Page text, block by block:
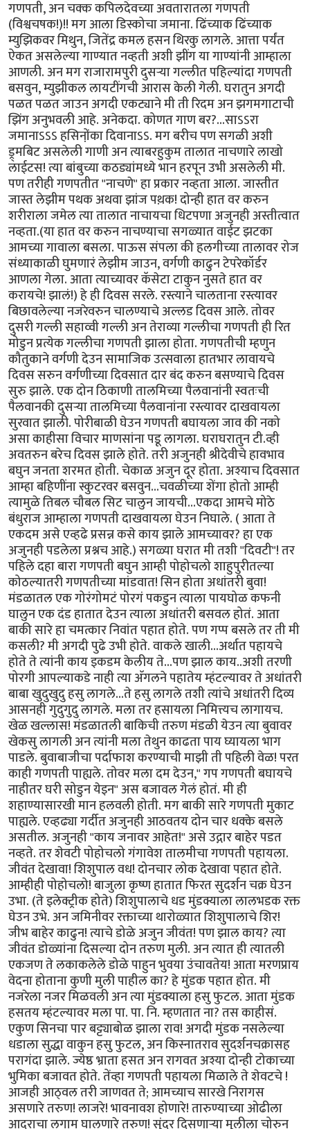
गणपती, अन चक्क कपिलदेवच्या अवतारातला गणपती
(विश्वचषक!)!! मग आला डिस्कोचा जमाना. ढिंच्याक ढिंच्याक
म्युझिकवर मिथुन, जितेंद्र कमल हसन थिरकु लागले. आत्ता पर्यंत
ऐकत असलेल्या गाण्यात नव्हती अशी झींग या गाण्यांनी आम्हाला
आणली. अन मग राजारामपुरी दुसर्‍या गल्लीत पहिल्यांदा गणपती
बसवुन, म्युझीकल लायटींगची आरास केली गेली. घरातुन अगदी
पळत पळत जाउन अगदी एकट्याने मी ती रिदम अन झगमगाटाची
झिंग अनुभवली आहे. अनेकदा. कोणत गाण बर?...साऽऽरा
जमानाऽऽऽ हसिनो़ंका दिवानाऽऽ. मग बरीच पण सगळी अशी
ड्र्मबिट असलेली गाणी अन त्याबरहुकुम तालात नाचणारे लाखो
लाईटस! त्या बांबुच्या कठड्यांमध्ये भान हरपून उभी असलेली मी.
पण तरीही गणपतीत "नाचणे" हा प्रकार नव्हता आला. जास्तीत
जास्त लेझीम पथक अथवा झांज पथ़क! दोन्ही हात वर करुन
शरीराला जमेल त्या तालात नाचायचा धिटपणा अजुनही अस्तीत्वात
नव्हता.(या हात वर करुन नाचण्याचा सगळ्यात वाईट झटका
आमच्या गावाला बसला. पाऊस संपला की हलगीच्या तालावर रोज
संध्याकाळी घुमणारं लेझीम जाउन, वर्गणी काढुन टेपरेकॉर्डर
आणला गेला. आता त्याच्यावर कॅसेटा टाकुन नुसते हात वर
करायचे! झालं!) हे ही दिवस सरले. रस्त्याने चालताना रस्त्यावर
बिछावलेल्या नजरेवरुन चालण्याचे अल्लड दिवस आले. तोवर
दुसरी गल्ली सहाव्वी गल्ली अन तेराव्या गल्लीचा गणपती ही रित
मोडुन प्रत्येक गल्लीचा गणपती झाला होता. गणपतीची म्हणुन
कौतुकाने वर्गणी देउन सामाजिक उत्सवाला हातभार लावायचे
दिवस सरुन वर्गणीच्या दिवसात दार बंद करुन बसण्याचे दिवस
सुरु झाले. एक दोन ठिकाणी तालमिच्या पैलवानांनी स्वतःची
पैलवानकी दुसर्‍या तालमिच्या पैलवानांना रस्त्यावर दाखवायला
सुरवात झाली. पोरीबाळी घेउन गणपती बघायला जाव की नको
असा काहीसा विचार माणसांना पडू लागला. घराघरातुन टी.व्ही
अवतरुन बरेच दिवस झाले होते. तरी अजुनही श्रीदेवीचे हावभाव
बघुन जनता शरमत होती. चेकाळ अजुन दूर होता. अश्याच दिवसात
आम्हा बहिणींना स्कुटरवर बसवुन...चवळीच्या शेंगा होतो आम्ही
त्यामुळे तिबल चौबल सिट चालुन जायची...एकदा आमचे मोठे
बंधुराज आम्हाला गणपती दाखवायला घेउन निघाले. ( आता ते
एकदम असे एव्हढे प्रसन्न कसे काय झाले आमच्यावर? हा एक
अजुनही पडलेला प्रश्नच आहे.) सगळ्या घरात मी तशी "दिवटी"! तर
पहिले दहा बारा गणपती बघुन आम्ही पोहोचलो शाहुपुरीतल्या
कोठल्यातरी गणपतीच्या मांडवात! सिन होता अधांतरी बुवा!
मंडळातल एक गोरंगोमटं पोरगं पकडुन त्याला पायघोळ कफनी
घालुन एक दंड हातात देउन त्याला अधांतरी बसवल होतं. आता
बाकी सारे हा चमत्कार निवांत पहात होते. पण गप्प बसले तर ती मी
कसली? मी अगदी पुढे उभी होते. वाकले खाली...अर्थात पहायचे
होते ते त्यांनी काय इकडम केलीय ते...पण झाल काय..अशी तरणी
पोरगी आपल्याकडे नाही त्या अ‍ॅगलने पहातेय म्हंटल्यावर ते अधांतरी
बाबा खुदुखुदु हसु लागले...ते हसु लागले तशी त्यांचे अधांतरी दिव्य
आसनही गुदुगुदु लागले. मला तर हसायला निमित्त्यच लागायच.
खेळ खल्लास! मंडळातली बाकिची तरुण मंडळी येउन त्या बुवावर
खेकसु लागली अन त्यांनी मला तेथुन काढता पाय घ्यायला भाग
पाडले. बुवाबाजीचा पर्दाफाश करण्याची माझी ती पहिली वेळ! परत
काही गणपती पाह्यले. तोवर मला दम देउन," गप गणपती बघायचे
नाहीतर घरी सोडुन येइन" अस बजावल गेलं होतं. मी ही
शहाण्यासारखी मान हलवली होती. मग बाकी सारे गणपती मुकाट
पाह्यले. एव्हढ्या गर्दीत अजुनही आठवतय दोन चार धक्के बसले
असतील. अजुनही "काय जनावर आहेत!" असे उद्गार बाहेर पडत
नव्हते. तर शेवटी पोहोचलो गंगावेश तालमीचा गणपती पहायला.
जीवंत देखावा! शिशुपाल वध! दोनचार लोक देखावा पहात होते.
आम्हीही पोहोचलो! बाजुला कृष्ण हातात फिरत सुदर्शन चक्र घेउन
उभा. (ते इलेक्ट्रीक होते) शिशुपालाचे धड मुंडक्याला लालभडक रक्त
घेउन उभे. अन जमिनीवर रक्ताच्या थारोळ्यात शिशुपालाचे शिर!
जीभ बाहेर काढुन! त्याचे डोळे अजुन जीवंत! पण झाल काय? त्या
जीवंत डोळ्यांना दिसल्या दोन तरुण मुली. अन त्यात ही त्यातली
एकजण ते लकाकलेले डोळे पाहुन भुवया उंचावतेय! आता मरणप्राय
वेदना होताना कुणी मुली पाहील का? हे मुंडक पहात होत. मी
नजरेला नजर मिळवली अन त्या मुंडक्याला हसु फुटल. आता मुंडक
हसतय म्हंटल्यावर मला पा. पा. नि. म्हणतात ना? तस काहीसं.
एकुण सिनचा पार बट्ट्याबोळ झाला राव! अगदी मुंडक नसलेल्या
धडाला सुद्धा वाकुन हसु फुटल, अन किस्नातराव सुदर्शनचक्रासह
परागंदा झाले. ज्येष्ठ भ्राता हसत अन रागवत अश्या दोन्ही टोकाच्या
भुमिका बजावत होते. तेंव्हा गणपती पहायला मिळाले ते शेवटचे !
आजही आठ्वल तरी जाणवत ते; आमच्याच सारखे निरागस
असणारे तरुण! लाजरे! भावनावश होणारे! तारुण्याच्या ओढीला
आदराचा लगाम घालणारे तरुण! सुंदर दिसणार्‍या मुलीला चोरुन